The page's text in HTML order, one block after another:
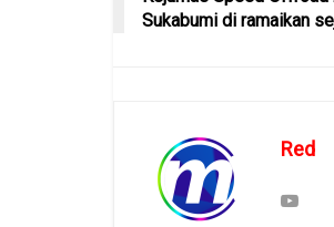
Sukabumi di ramaikan
Red